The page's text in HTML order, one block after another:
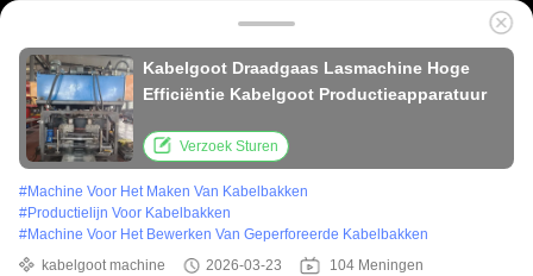
Kabelgoot Draadgaas Lasmachine Hoge
Efficiëntie Kabelgoot Productieapparatuur
Verzoek Sturen
#Machine Voor Het Maken Van Kabelbakken
#Productielijn Voor Kabelbakken
#Machine Voor Het Bewerken Van Geperforeerde Kabelbakken
kabelgoot machine
2026-03-23 104 Meningen